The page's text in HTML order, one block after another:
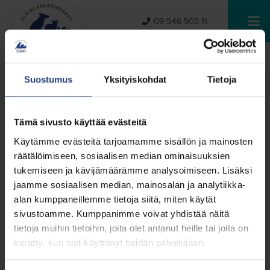
Suostumus Yksityiskohdat Tietoja
Tämä sivusto käyttää evästeitä
Käytämme evästeitä tarjoamamme sisällön ja mainosten
räätälöimiseen, sosiaalisen median ominaisuuksien
tukemiseen ja kävijämäärämme analysoimiseen. Lisäksi
jaamme sosiaalisen median, mainosalan ja analytiikka-
alan kumppaneillemme tietoja siitä, miten käytät
sivustoamme. Kumppanimme voivat yhdistää näitä
tietoja muihin tietoihin, joita olet antanut heille tai joita on
kerätty, kun olet käyttänyt heidän palvelujaan.
09 546 505 11
Friisiläntie 1
02240Espoo
Ajanvaraus: 09 546 505 11
Arkisin: 7.30 – 20.00
Lauantai: 9-15
Sunnuntai: suljettu
Olemme avoinna koko kesän.
Tietosuojaseloste|Evästekäytäntö